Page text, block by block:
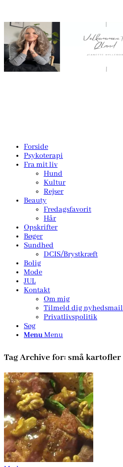
Forside
Psykoterapi
Fra mit liv
Hund
Kultur
Rejser
Beauty
Fredagsfavorit
Hår
Opskrifter
Bøger
Sundhed
DCIS/Brystkræft
Bolig
Mode
JUL
Kontakt
Om mig
Tilmeld dig nyhedsmail
Privatlivspolitik
Søg
MenuMenu
Tag Archive for: små kartofler